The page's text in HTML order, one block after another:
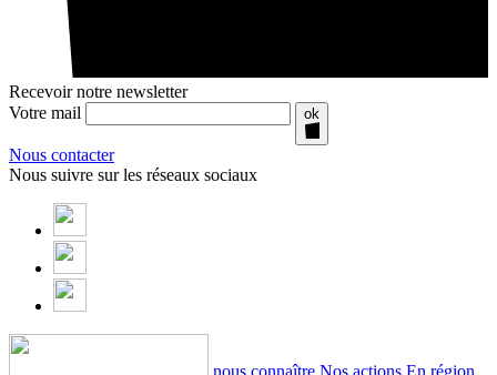
Recevoir notre newsletter
Votre mail
ok
Nous contacter
Nous suivre sur les réseaux sociaux
nous connaître Nos actions En région